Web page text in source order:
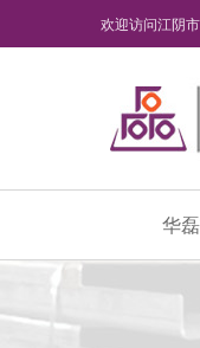
欢迎访问江阴
华